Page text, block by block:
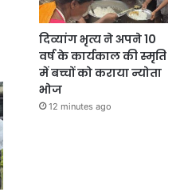
दिव्यांग भृत्य ने अपने 10
वर्ष के कार्यकाल की स्मृति
में बच्चों को कराया न्योता
भोज
12 minutes ago